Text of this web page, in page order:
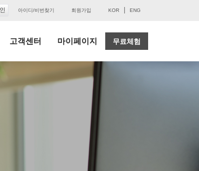
아이디/비번찾기 회원가입 KOR ENG
고객센터 마이페이지 무료체험